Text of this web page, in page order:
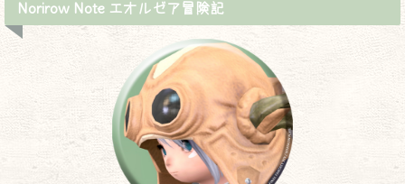
Norirow Note エオルゼア冒険記